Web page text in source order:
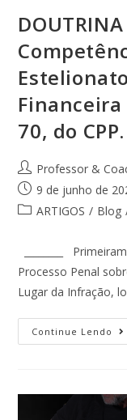
Financeira
70, do CPP.
Professor &
9 de junho de
ARTIGOS / Blog
________
Processo Penal
Lugar da Infração,
Continue Lendo